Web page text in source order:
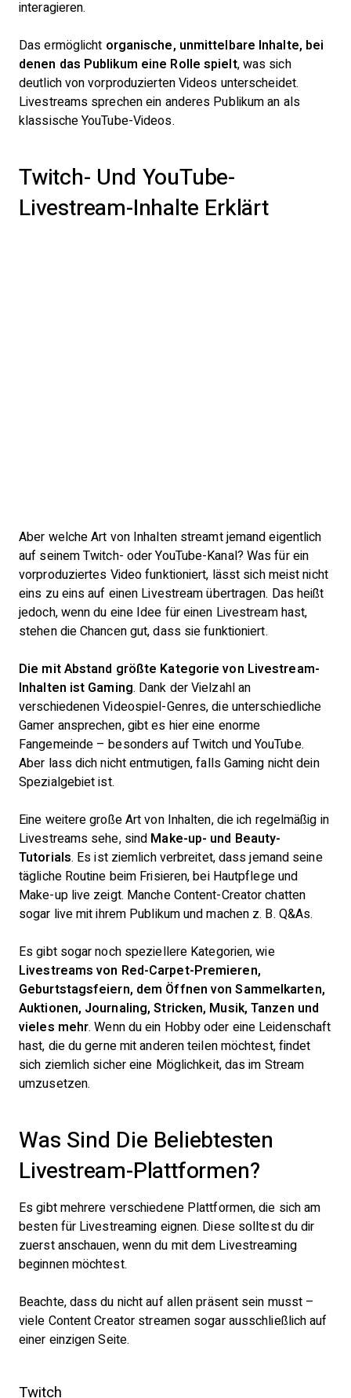
interagieren.
Das ermöglicht organische, unmittelbare Inhalte, bei
denen das Publikum eine Rolle spielt, was sich
deutlich von vorproduzierten Videos unterscheidet.
Livestreams sprechen ein anderes Publikum an als
klassische YouTube-Videos.
Twitch- Und YouTube-
Livestream-Inhalte Erklärt
Aber welche Art von Inhalten streamt jemand eigentlich
auf seinem Twitch- oder YouTube-Kanal? Was für ein
vorproduziertes Video funktioniert, lässt sich meist nicht
eins zu eins auf einen Livestream übertragen. Das heißt
jedoch, wenn du eine Idee für einen Livestream hast,
stehen die Chancen gut, dass sie funktioniert.
Die mit Abstand größte Kategorie von Livestream-
Inhalten ist Gaming. Dank der Vielzahl an
verschiedenen Videospiel-Genres, die unterschiedliche
Gamer ansprechen, gibt es hier eine enorme
Fangemeinde – besonders auf Twitch und YouTube.
Aber lass dich nicht entmutigen, falls Gaming nicht dein
Spezialgebiet ist.
Eine weitere große Art von Inhalten, die ich regelmäßig in
Livestreams sehe, sind Make-up- und Beauty-
Tutorials. Es ist ziemlich verbreitet, dass jemand seine
tägliche Routine beim Frisieren, bei Hautpflege und
Make-up live zeigt. Manche Content-Creator chatten
sogar live mit ihrem Publikum und machen z. B. Q&As.
Es gibt sogar noch speziellere Kategorien, wie
Livestreams von Red-Carpet-Premieren,
Geburtstagsfeiern, dem Öffnen von Sammelkarten,
Auktionen, Journaling, Stricken, Musik, Tanzen und
vieles mehr. Wenn du ein Hobby oder eine Leidenschaft
hast, die du gerne mit anderen teilen möchtest, findet
sich ziemlich sicher eine Möglichkeit, das im Stream
umzusetzen.
Was Sind Die Beliebtesten
Livestream-Plattformen?
Es gibt mehrere verschiedene Plattformen, die sich am
besten für Livestreaming eignen. Diese solltest du dir
zuerst anschauen, wenn du mit dem Livestreaming
beginnen möchtest.
Beachte, dass du nicht auf allen präsent sein musst –
viele Content Creator streamen sogar ausschließlich auf
einer einzigen Seite.
Twitch